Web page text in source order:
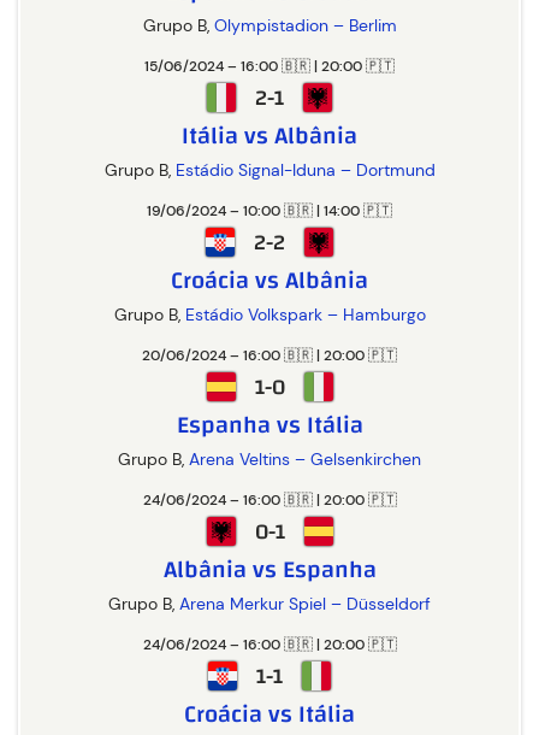
Grupo B, Olympistadion – Berlim
15/06/2024 – 16:00 🇧🇷 | 20:00 🇵🇹
Grupo B, Estádio Signal-Iduna – Dortmund
2-1
Itália vs Albânia
19/06/2024 – 10:00 🇧🇷 | 14:00 🇵🇹
Grupo B, Estádio Volkspark – Hamburgo
2-2
Croácia vs Albânia
20/06/2024 – 16:00 🇧🇷 | 20:00 🇵🇹
Grupo B, Arena Veltins – Gelsenkirchen
1-0
Espanha vs Itália
24/06/2024 – 16:00 🇧🇷 | 20:00 🇵🇹
Grupo B, Arena Merkur Spiel – Düsseldorf
0-1
Albânia vs Espanha
24/06/2024 – 16:00 🇧🇷 | 20:00 🇵🇹
1-1
Croácia vs Itália